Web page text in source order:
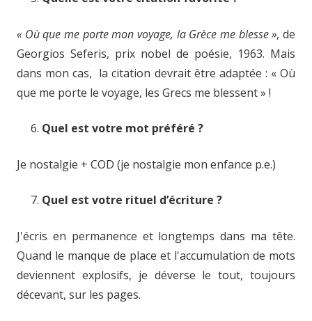
« Où que me porte mon voyage, la Grèce me blesse », de
Georgios Seferis, prix nobel de poésie, 1963. Mais
dans mon cas, la citation devrait être adaptée : « Où
que me porte le voyage, les Grecs me blessent » !
Quel est votre mot préféré ?
Je nostalgie + COD (je nostalgie mon enfance p.e.)
Quel est votre rituel d’écriture ?
J'écris en permanence et longtemps dans ma tête.
Quand le manque de place et l'accumulation de mots
deviennent explosifs, je déverse le tout, toujours
décevant, sur les pages.